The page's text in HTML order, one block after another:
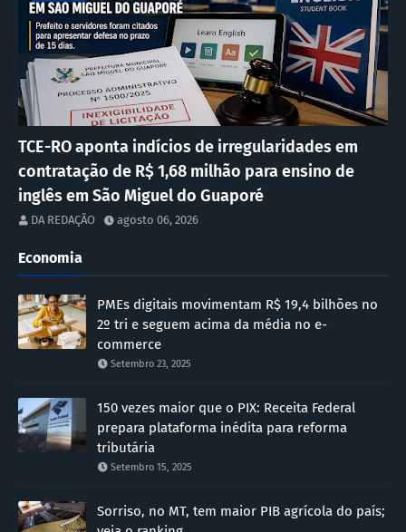
TCE-RO aponta indícios de irregularidades em
contratação de R$ 1,68 milhão para ensino de
inglês em São Miguel do Guaporé
DA REDAÇÃO agosto 06, 2026
Economia
PMEs digitais movimentam R$ 19,4 bilhões no
2º tri e seguem acima da média no e-
commerce
Setembro 23, 2025
150 vezes maior que o PIX: Receita Federal
prepara plataforma inédita para reforma
tributária
Setembro 15, 2025
Sorriso, no MT, tem maior PIB agrícola do país;